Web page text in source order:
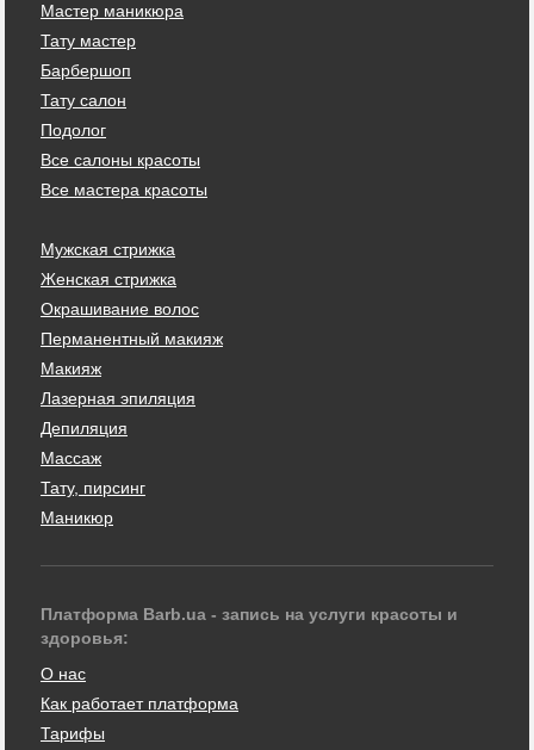
Мастер маникюра
Тату мастер
Барбершоп
Тату салон
Подолог
Все салоны красоты
Все мастера красоты
Мужская стрижка
Женская стрижка
Окрашивание волос
Перманентный макияж
Макияж
Лазерная эпиляция
Депиляция
Массаж
Тату, пирсинг
Маникюр
Платформа Barb.ua - запись на услуги красоты и
здоровья:
О нас
Как работает платформа
Тарифы